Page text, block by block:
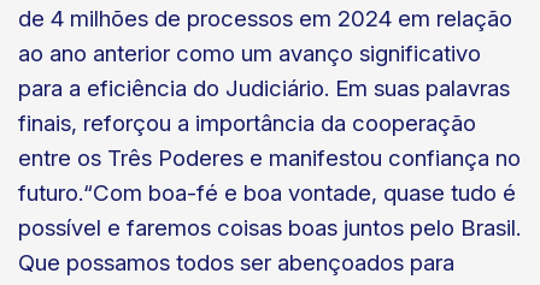
de 4 milhões de processos em 2024 em relação
ao ano anterior como um avanço significativo
para a eficiência do Judiciário. Em suas palavras
finais, reforçou a importância da cooperação
entre os Três Poderes e manifestou confiança no
futuro.“Com boa-fé e boa vontade, quase tudo é
possível e faremos coisas boas juntos pelo Brasil.
Que possamos todos ser abençoados para